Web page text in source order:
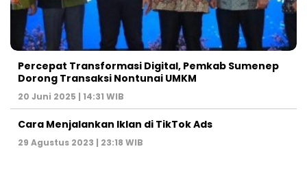
Percepat Transformasi Digital, Pemkab Sumenep
Dorong Transaksi Nontunai UMKM
20 Juni 2025 | 14:31 WIB
Cara Menjalankan Iklan di TikTok Ads
29 Agustus 2023 | 23:18 WIB